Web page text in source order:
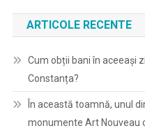
ARTICOLE RECENTE
Cum obții bani în aceeași
Constanța?
În această toamnă, unul
monumente Art Nouveau